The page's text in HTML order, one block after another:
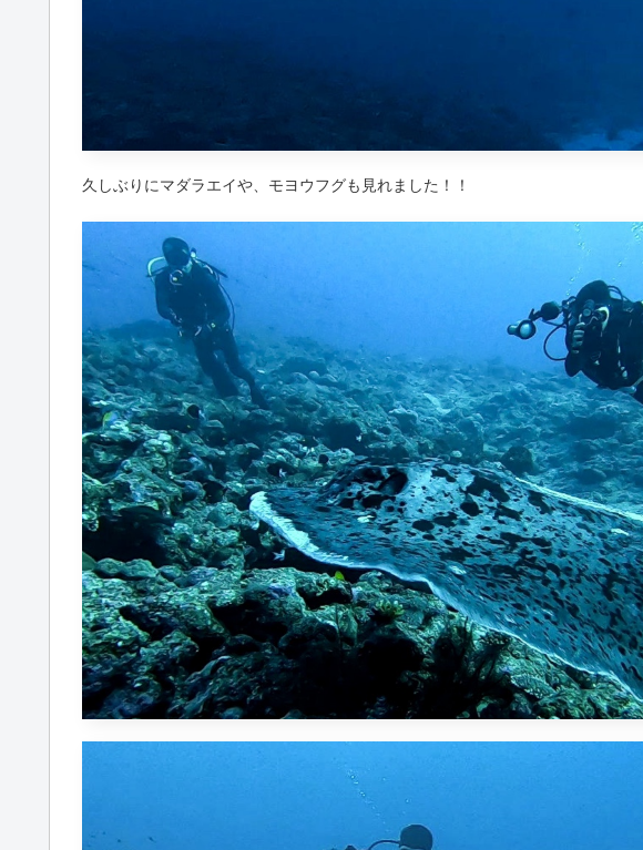
久しぶりにマダラエイや、モヨウフグも見れました！！